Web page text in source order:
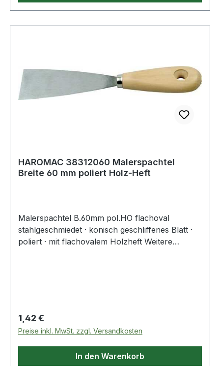
HAROMAC 38312060 Malerspachtel
Breite 60 mm poliert Holz-Heft
Malerspachtel B.60mm pol.HO flachoval
stahlgeschmiedet · konisch geschliffenes Blatt ·
poliert · mit flachovalem Holzheft Weitere
Regulärer Preis:
1,42 €
Preise inkl. MwSt. zzgl. Versandkosten
In den Warenkorb